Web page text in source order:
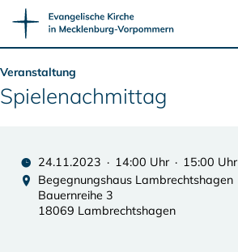
Veranstaltung
Spielenachmittag
24.11.2023 · 14:00 Uhr · 15:00 Uhr
Begegnungshaus Lambrechtshagen
Bauernreihe 3
18069 Lambrechtshagen